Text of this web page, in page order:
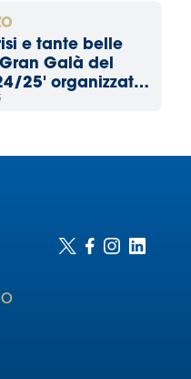
e tante belle
Galà del
25' organizzato